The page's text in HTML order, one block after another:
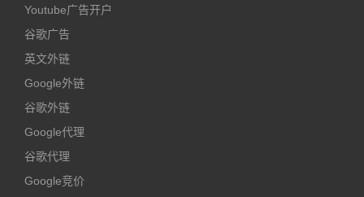
Youtube广告开户
谷歌广告
英文外链
Google外链
谷歌外链
Google代理
谷歌代理
Google竞价